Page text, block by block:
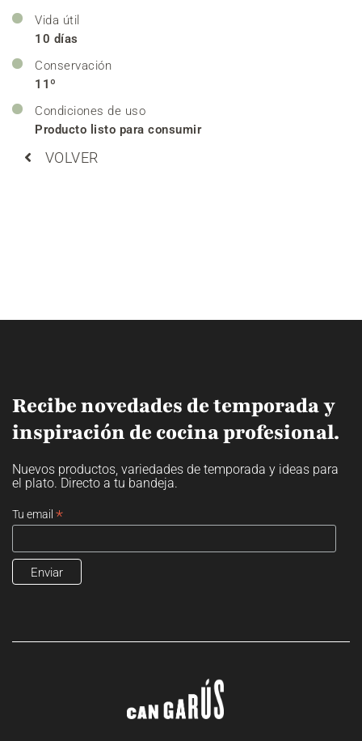
Vida útil
10 días
Conservación
11º
Condiciones de uso
Producto listo para consumir
VOLVER
Recibe novedades de temporada y
inspiración de cocina profesional.
Nuevos productos, variedades de temporada y ideas para
el plato. Directo a tu bandeja.
Tu email *